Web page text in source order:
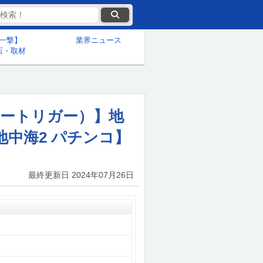
撃】
・取材
業界ニュース
トリガー）】地
海2 パチンコ】
最終更新日 2024年07月26日